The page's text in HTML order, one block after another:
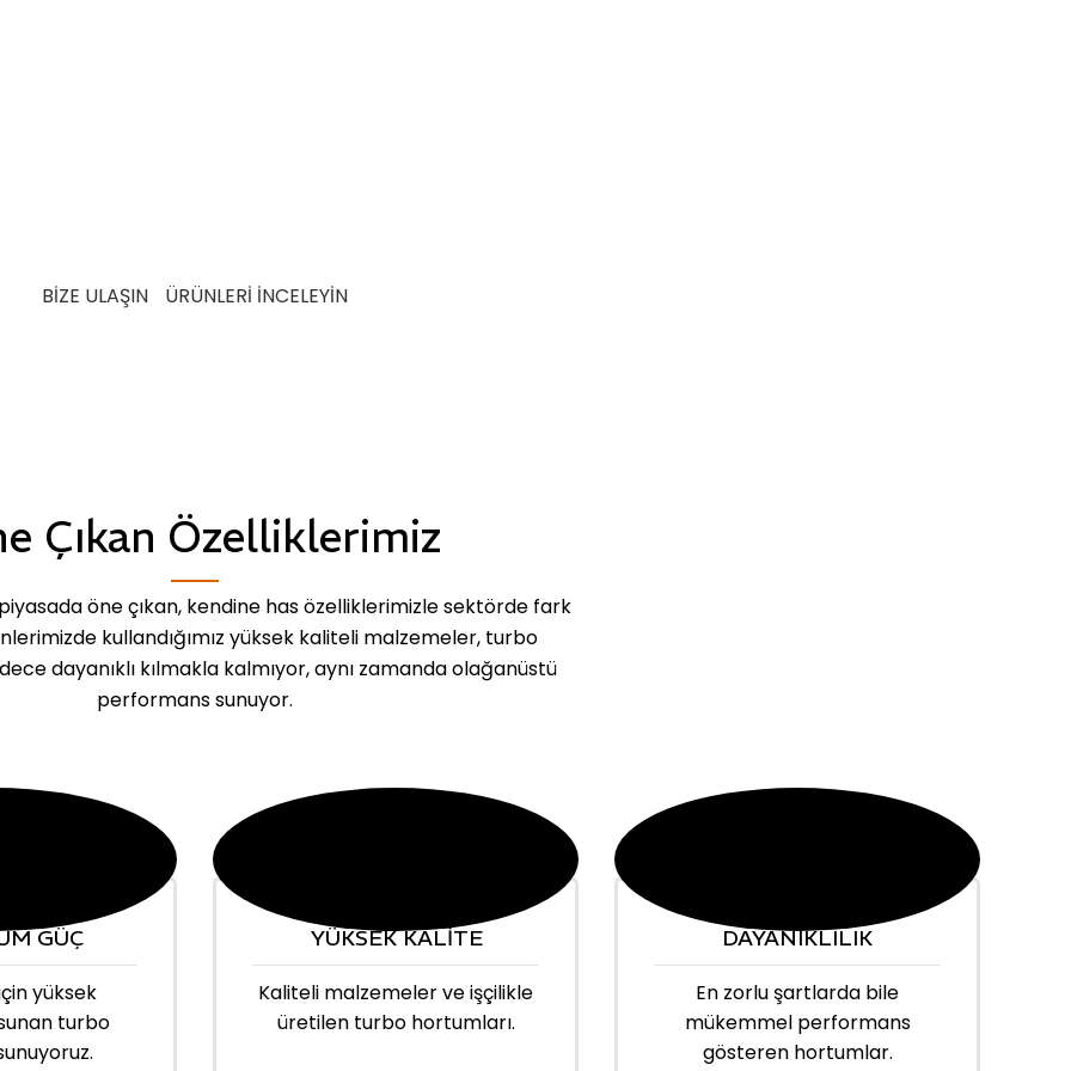
BİZE ULAŞIN ÜRÜNLERİ İNCELEYİN
Çıkan Özelliklerimiz
öne çıkan, kendine has özelliklerimizle sektörde fark
kullandığımız yüksek kaliteli malzemeler, turbo
dayanıklı kılmakla kalmıyor, aynı zamanda olağanüstü
performans sunuyor.
GÜÇ
yüksek
turbo
YÜKSEK KALİTE
Kaliteli malzemeler ve işçilikle
üretilen turbo hortumları.
DAYANIKLILIK
En zorlu şartlarda bile
mükemmel performans
gösteren hortumlar.